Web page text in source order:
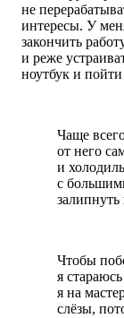
не
интересы. У
закончить
и реже
ноутбук и
Чаще
от него
и
с
Чтобы
я
я на
слёзы,